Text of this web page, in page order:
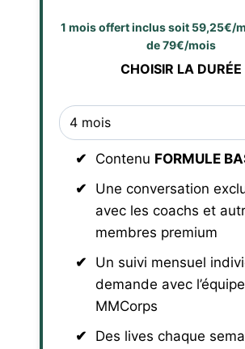
1 mois offert inclus soit 59,25€/
de 79€/mois
CHOISIR LA DURÉE
Contenu FORMULE
Une conversation
avec les coachs et
membres premium
Un suivi mensuel
demande avec l’équipe
MMCorps
Des lives chaque